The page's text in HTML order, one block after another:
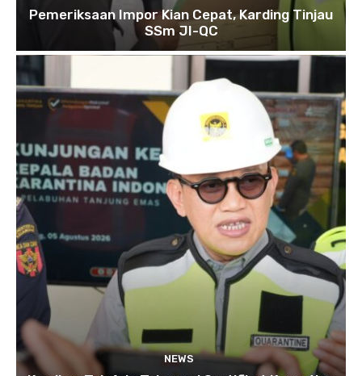
Pemeriksaan Impor Kian Cepat, Karding Tinjau
SSm JI-QC
NEWS